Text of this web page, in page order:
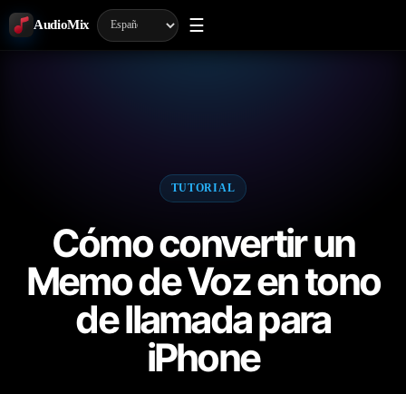
AudioMix ☰
TUTORIAL
Cómo convertir un
Memo de Voz en tono
de llamada para
iPhone